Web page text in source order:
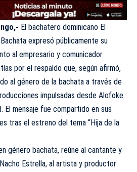
El bachatero dominicano El
expresó públicamente su
al empresario y comunicador
por el respaldo que, según afirmó,
al género de la bachata a través de
impulsadas desde Alofoke
El mensaje fue compartido en sus
tras el estreno del tema “Hija de la
género bachata, reúne al cantante y
Estrella, al artista y productor